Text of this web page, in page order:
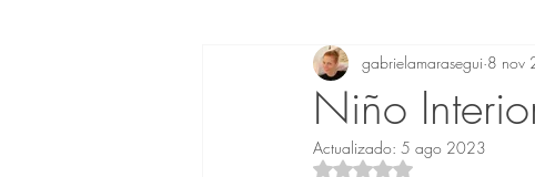
Mensajes Akáshicos
Ejercicios conscientes
Niño
gabrielamarasegui 8 nov
Actualizado: 5 ago 2023
Obtuvo NaN de 5